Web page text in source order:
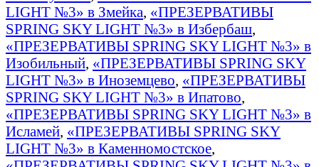
LIGHT №3» в Змейка, «ПРЕЗЕРВАТИВЫ
SPRING SKY LIGHT №3» в Избербаш,
«ПРЕЗЕРВАТИВЫ SPRING SKY LIGHT №3» в
Изобильный, «ПРЕЗЕРВАТИВЫ SPRING SKY
LIGHT №3» в Иноземцево, «ПРЕЗЕРВАТИВЫ
SPRING SKY LIGHT №3» в Ипатово,
«ПРЕЗЕРВАТИВЫ SPRING SKY LIGHT №3» в
Исламей, «ПРЕЗЕРВАТИВЫ SPRING SKY
LIGHT №3» в Каменномостское,